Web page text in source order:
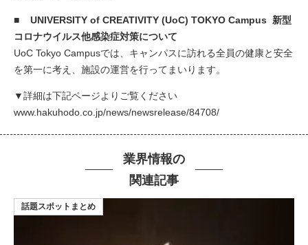
■ UNIVERSITY of CREATIVITY (UoC) TOKYO Campus 新型
コロナウイルス他感染症対策について
UoC Tokyo Campusでは、キャンパスに訪れる全員の健康と安全
を第一に考え、施設の運営を行ってまいります。
▼詳細は下記ページよりご覧ください
www.hakuhodo.co.jp/news/newsrelease/84708/
業界情報の
関連記事
話題スポットまとめ